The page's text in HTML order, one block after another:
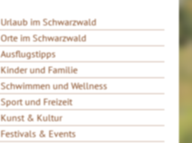
Urlaub im Schwarzwald
Orte im Schwarzwald
Ausflugstipps
Kinder und Familie
Schwimmen und Wellness
Sport und Freizeit
Kunst & Kultur
Festivals & Events